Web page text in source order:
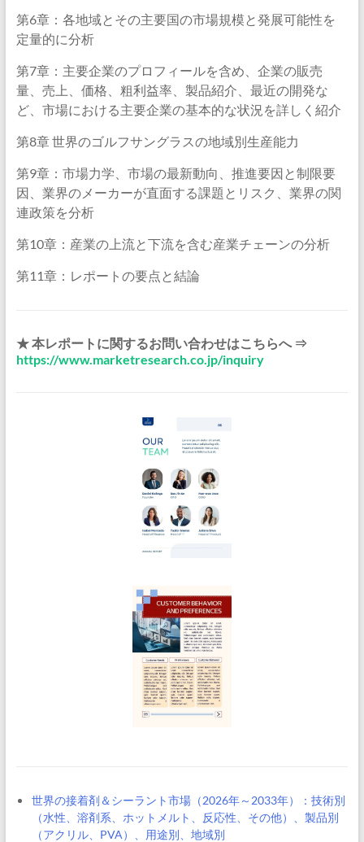
第6章：各地域とその主要国の市場規模と発展可能性を
定量的に分析
第7章：主要企業のプロフィールを含め、企業の販売
量、売上、価格、粗利益率、製品紹介、最近の開発な
ど、市場における主要企業の基本的な状況を詳しく紹介
第8章 世界のゴルフサングラスの地域別生産能力
第9章：市場力学、市場の最新動向、推進要因と制限要
因、業界のメーカーが直面する課題とリスク、業界の関
連政策を分析
第10章：産業の上流と下流を含む産業チェーンの分析
第11章：レポートの要点と結論
★ 本レポートに関するお問い合わせはこちらへ ⇒
https://www.marketresearch.co.jp/inquiry
世界の接着剤＆シーラント市場（2026年～2033年）：技術別
（水性、溶剤系、ホットメルト、反応性、その他）、製品別
（アクリル、PVA）、用途別、地域別